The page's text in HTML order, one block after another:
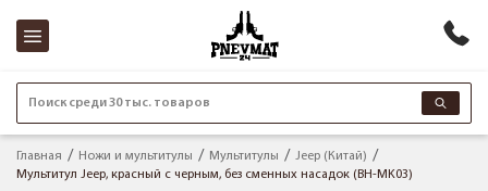
Поиск среди 30 тыс. товаров
Главная Ножи и мультитулы Мультитулы
Jeep (Китай)
Мультитул Jeep, красный с черным, без сменных насадок (BH-MK03)